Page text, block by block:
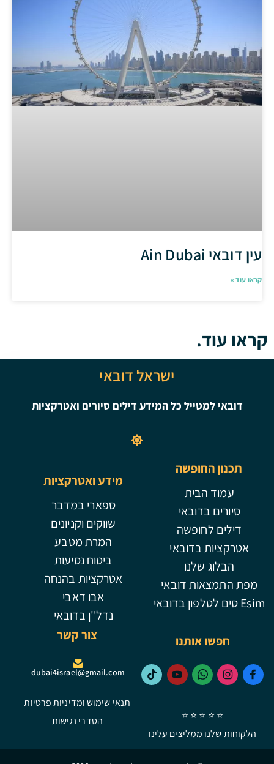
עין דובאי Ain Dubai
קראו עוד »
קראו עוד.
ישראל דובאי
דובאי למטייל כל המידע דילים סיורים ואטרקציות
תכנון החופשה
עמוד הבית
סיורים בדובאי
דילים לחופשה
אטרקציות בדובאי
הבלוג שלנו
מפת התמצאות דובאי
Esim סים לטלפון בדובאי
מידע ואטרקציות
ספארי במדבר
שווקים וקניונים
המרת מטבע
ביטוח נסיעות
אטרקציות בהנחה
אבו דאבי
נדל"ן בדובאי
חפשו אותנו
⭐ ⭐ ⭐ ⭐ ⭐
הלקוחות שלנו ממליצים עלינו
צור קשר
dubai4israel@gmail.com
תנאי שימוש ומדיניות פרטיות
הסדרי נגישות